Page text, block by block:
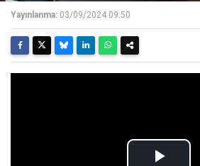
Yayınlanma: 03/09/2024 09:50